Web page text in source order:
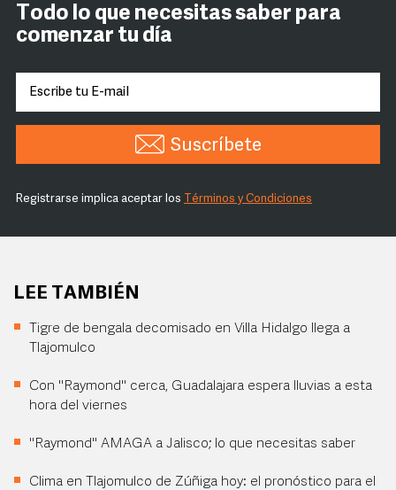
Todo lo que necesitas saber para
comenzar tu día
Suscríbete
Registrarse implica aceptar los Términos y Condiciones
LEE TAMBIÉN
Tigre de bengala decomisado en Villa Hidalgo llega a
Tlajomulco
Con "Raymond" cerca, Guadalajara espera lluvias a esta
hora del viernes
"Raymond" AMAGA a Jalisco; lo que necesitas saber
Clima en Tlajomulco de Zúñiga hoy: el pronóstico para el